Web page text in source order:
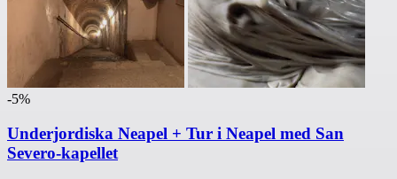
-5%
Underjordiska Neapel + Tur i Neapel med San
Severo-kapellet